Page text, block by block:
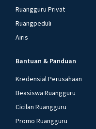
Ruangguru Privat
Ruangpeduli
Airis
Bantuan & Panduan
Kredensial Perusahaan
Beasiswa Ruangguru
Cicilan Ruangguru
Promo Ruangguru